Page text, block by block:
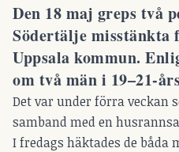
Den 18 maj greps två
Södertälje
Uppsala kommun.
om två män i 19–21-
Det var under förra veckan
samband med en
I fredags häktades de